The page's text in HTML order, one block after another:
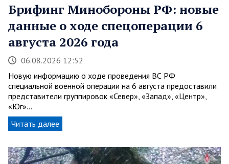
Брифинг Минобороны РФ: новые
данные о ходе спецоперации 6
августа 2026 года
06.08.2026 12:52
Новую информацию о ходе проведения ВС РФ
специальной военной операции на 6 августа предоставили
представители группировок «Север», «Запад», «Центр»,
«Юг»…
Читать далее